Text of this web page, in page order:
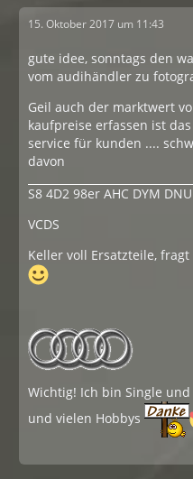
15. Oktober 2017 um 11:43
gute idee, sonntags den
vom audihändler zu
Geil auch der marktwert
kaufpreise erfassen ist
service für kunden ....
davon
S8 4D2 98er AHC DYM DNU
VCDS
Keller voll Ersatzteile,
Wichtig! Ich bin Single
und vielen Hobbys